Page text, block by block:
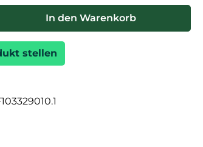
Wert ein oder benutze die
In den Warenkorb
stellen